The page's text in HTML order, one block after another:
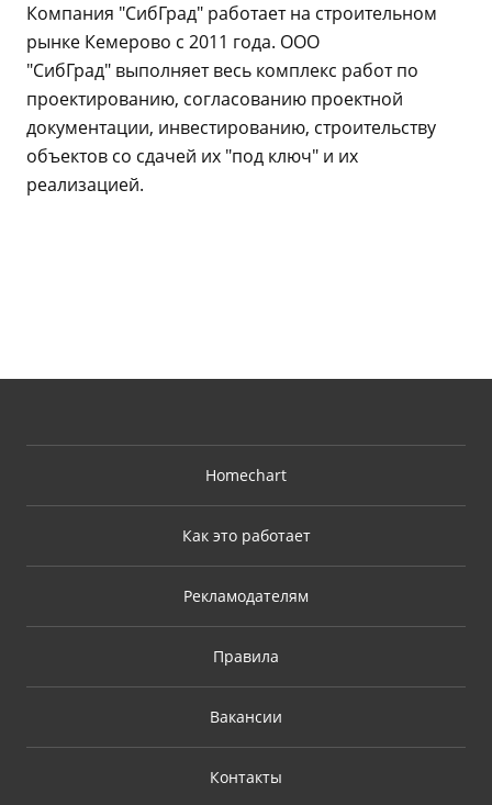
Компания "СибГрад" работает на строительном
рынке Кемерово с 2011 года. ООО
"СибГрад" выполняет весь комплекс работ по
проектированию, согласованию проектной
документации, инвестированию, строительству
объектов со сдачей их "под ключ" и их
реализацией.
Homechart
Как это работает
Рекламодателям
Правила
Вакансии
Контакты